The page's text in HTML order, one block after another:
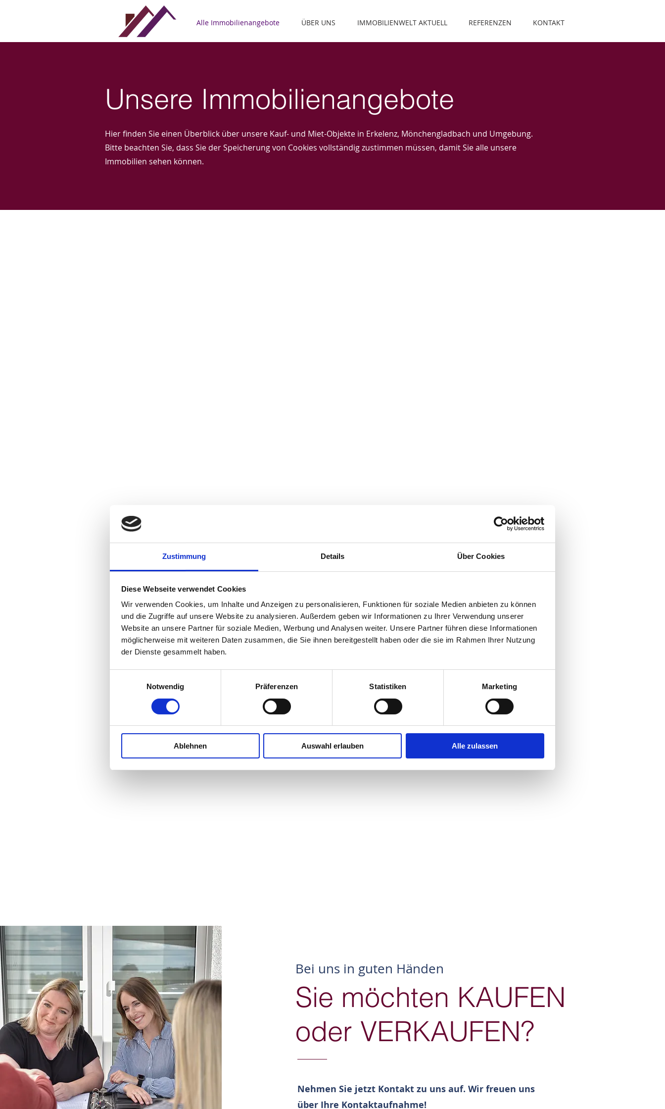
Zustimmung Details Über Cookies
Diese Webseite verwendet Cookies
Wir verwenden Cookies, um Inhalte und Anzeigen zu personalisieren, Funktionen für soziale Medien anbieten zu können
und die Zugriffe auf unsere Website zu analysieren. Außerdem geben wir Informationen zu Ihrer Verwendung unserer
Website an unsere Partner für soziale Medien, Werbung und Analysen weiter. Unsere Partner führen diese Informationen
möglicherweise mit weiteren Daten zusammen, die Sie ihnen bereitgestellt haben oder die sie im Rahmen Ihrer Nutzung
der Dienste gesammelt haben.
Notwendig
Präferenzen Statistiken Marketing
Ablehnen Auswahl erlauben Alle zulassen
Alle Immobilienangebote ÜBER UNS IMMOBILIENWELT AKTUELL REFERENZEN KONTAKT
Unsere Immobilienangebote
Hier finden Sie einen Überblick über unsere Kauf- und Miet-Objekte in Erkelenz, Mönchengladbach und Umgebung.
Bitte beachten Sie, dass Sie der Speicherung von Cookies vollständig zustimmen müssen, damit Sie alle unsere
Immobilien sehen können.
Bei uns in guten Händen
Sie möchten KAUFEN
oder VERKAUFEN?
Nehmen Sie jetzt Kontakt zu uns auf. Wir freuen uns
über Ihre Kontaktaufnahme!